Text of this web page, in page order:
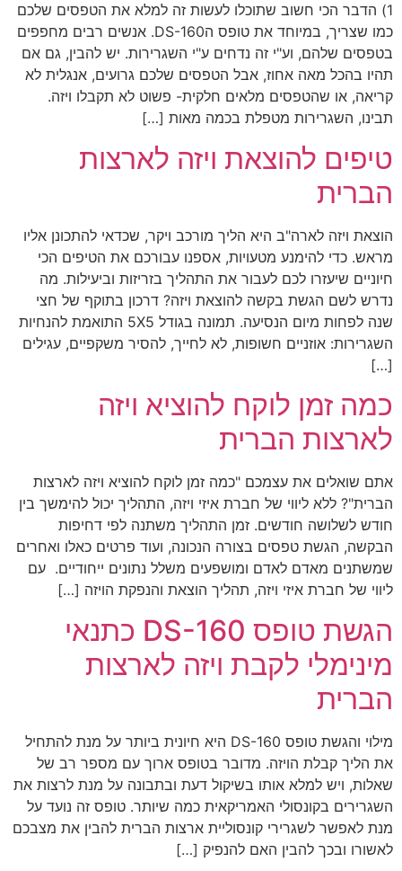
1) הדבר הכי חשוב שתוכלו לעשות זה למלא את הטפסים שלכם
כמו שצריך, במיוחד את טופס הDS-160. אנשים רבים מחפפים
בטפסים שלהם, וע"י זה נדחים ע"י השגרירות. יש להבין, גם אם
תהיו בהכל מאה אחוז, אבל הטפסים שלכם גרועים, אנגלית לא
קריאה, או שהטפסים מלאים חלקית- פשוט לא תקבלו ויזה.
תבינו, השגרירות מטפלת בכמה מאות […]
טיפים להוצאת ויזה לארצות
הברית
הוצאת ויזה לארה"ב היא הליך מורכב ויקר, שכדאי להתכונן אליו
מראש. כדי להימנע מטעויות, אספנו עבורכם את הטיפים הכי
חיוניים שיעזרו לכם לעבור את התהליך בזריזות וביעילות. מה
נדרש לשם הגשת בקשה להוצאת ויזה? דרכון בתוקף של חצי
שנה לפחות מיום הנסיעה. תמונה בגודל 5X5 התואמת להנחיות
השגרירות: אוזניים חשופות, לא לחייך, להסיר משקפיים, עגילים
[…]
כמה זמן לוקח להוציא ויזה
לארצות הברית
אתם שואלים את עצמכם "כמה זמן לוקח להוציא ויזה לארצות
הברית"? ללא ליווי של חברת איזי ויזה, התהליך יכול להימשך בין
חודש לשלושה חודשים. זמן התהליך משתנה לפי דחיפות
הבקשה, הגשת טפסים בצורה הנכונה, ועוד פרטים כאלו ואחרים
שמשתנים מאדם לאדם ומושפעים משלל נתונים ייחודיים. עם
ליווי של חברת איזי ויזה, תהליך הוצאת והנפקת הויזה […]
הגשת טופס DS-160 כתנאי
מינימלי לקבת ויזה לארצות
הברית
מילוי והגשת טופס DS-160 היא חיונית ביותר על מנת להתחיל
את הליך קבלת הויזה. מדובר בטופס ארוך עם מספר רב של
שאלות, ויש למלא אותו בשיקול דעת ובתבונה על מנת לרצות את
השגרירים בקונסולי האמריקאית כמה שיותר. טופס זה נועד על
מנת לאפשר לשגרירי קונסוליית ארצות הברית להבין את מצבכם
לאשורו ובכך להבין האם להנפיק […]